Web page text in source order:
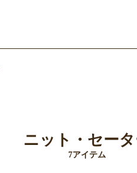
ニット・セー
7アイテム